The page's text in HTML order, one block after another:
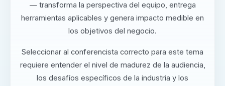
— transforma la perspectiva del equipo, entrega
herramientas aplicables y genera impacto medible en
los objetivos del negocio.
Seleccionar al conferencista correcto para este tema
requiere entender el nivel de madurez de la audiencia,
los desafíos específicos de la industria y los